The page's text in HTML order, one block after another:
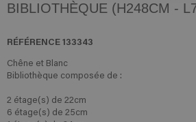
BIBLIOTHÈQUE (H248CM -
RÉFÉRENCE133343
Chêne et Blanc
Bibliothèque composée de :
2 étage(s) de 22cm
6 étage(s) de 25cm